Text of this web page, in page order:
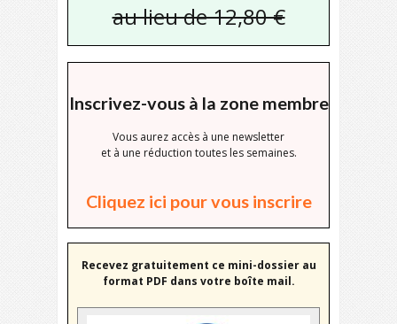
au lieu de 12,80 €
Inscrivez-vous à la zone membre
Vous aurez accès à une newsletter
et à une réduction toutes les semaines.
Cliquez ici pour vous inscrire
Recevez gratuitement ce mini-dossier au
format PDF dans votre boîte mail.